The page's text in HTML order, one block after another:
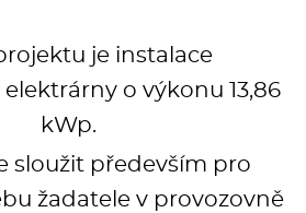
Pece je instalace
o výkonu 13,86
kWp.
sloužit především pro
žadatele v provozovně